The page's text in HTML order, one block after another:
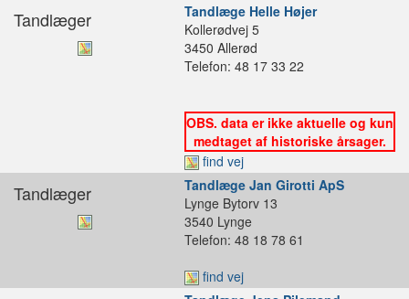
Tandlæger
Tandlæge Helle Højer
Kollerødvej 5
3450 Allerød
Telefon: 48 17 33 22
OBS. data er ikke aktuelle og kun
medtaget af historiske årsager.
find vej
Tandlæger
Tandlæge Jan Girotti ApS
Lynge Bytorv 13
3540 Lynge
Telefon: 48 18 78 61
find vej